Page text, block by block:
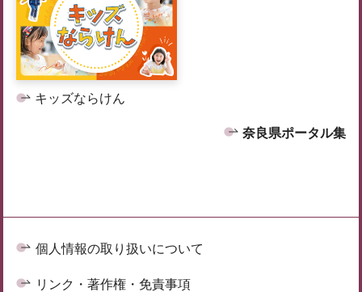
キッズならけん
奈良県ポータル集
個人情報の取り扱いについて
リンク・著作権・免責事項